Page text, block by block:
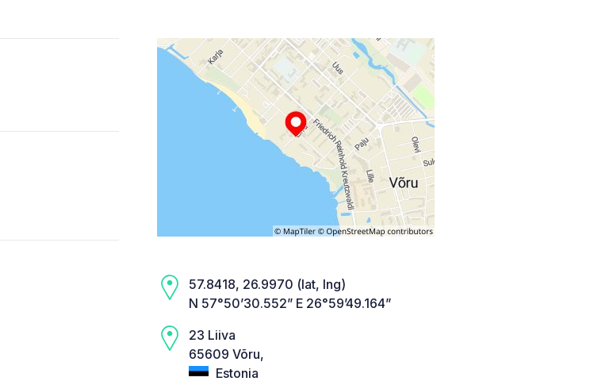
57.8418, 26.9970 (lat, lng)
N 57°50’30.552” E 26°59’49.164”
23 Liiva
65609 Võru,
Estonia